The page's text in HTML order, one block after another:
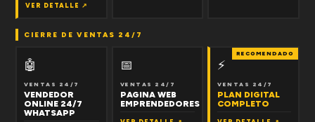
VER DETALLE ↗
CIERRE DE VENTAS 24/7
🤖
VENTAS 24/7
VENDEDOR
ONLINE 24/7
WHATSAPP
📅
VENTAS 24/7
PAGINA WEB
EMPRENDEDORES
RECOMENDADO
⚡
VENTAS 24/7
PLAN DIGITAL
COMPLETO